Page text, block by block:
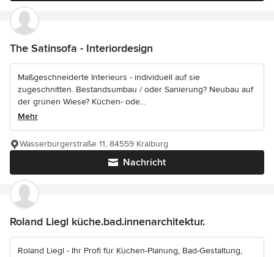
The Satinsofa - Interiordesign
Maßgeschneiderte Interieurs - individuell auf sie
zugeschnitten. Bestandsumbau / oder Sanierung? Neubau auf
der grünen Wiese? Küchen- ode...
Mehr
Nachricht
Wasserburgerstraße 11, 84559 Kraiburg
Roland Liegl küche.bad.innenarchitektur.
Roland Liegl - Ihr Profi für Küchen-Planung, Bad-Gestaltung,